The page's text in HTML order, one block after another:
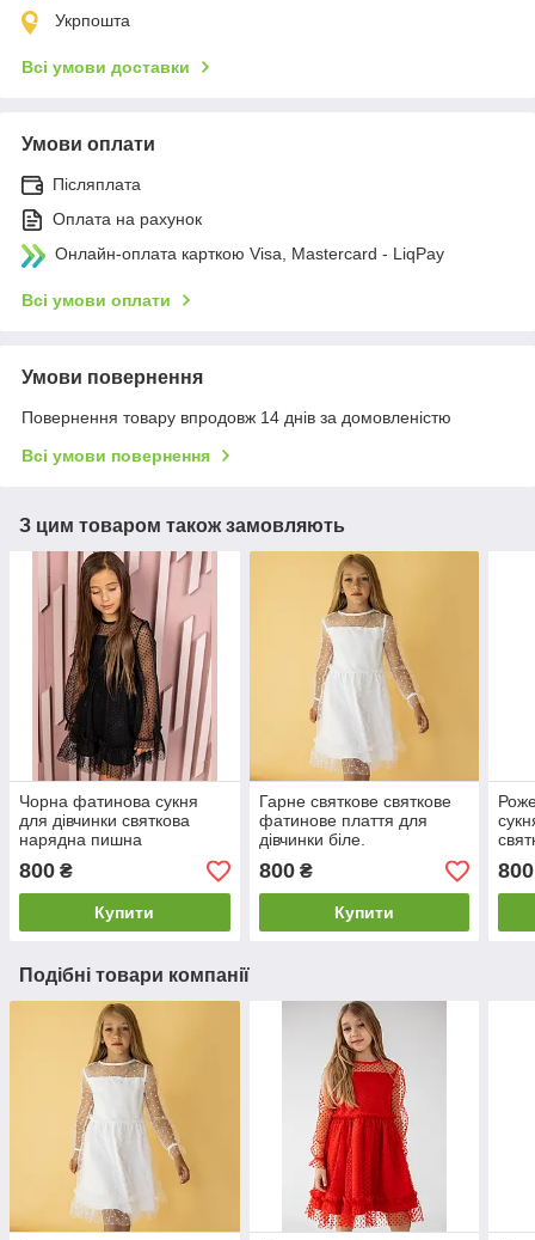
Укрпошта
Всі умови доставки
Умови оплати
Післяплата
Оплата на рахунок
Онлайн-оплата карткою Visa, Mastercard - LiqPay
Всі умови оплати
Умови повернення
Повернення товару впродовж 14 днів за домовленістю
Всі умови повернення
З цим товаром також замовляють
Чорна фатинова сукня
для дівчинки святкова
нарядна пишна
800 ₴
Купити
Гарне святкове святкове
фатинове плаття для
дівчинки біле.
800₴
Купити
800
Подібні товари компанії